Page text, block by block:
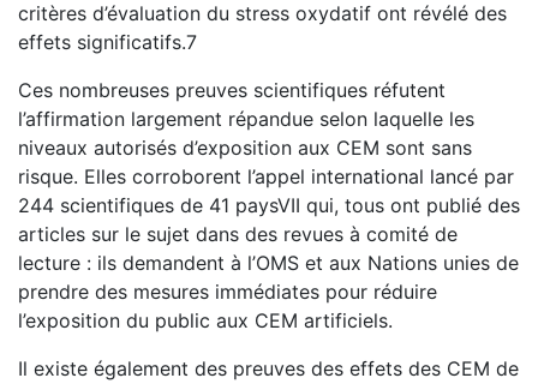
critères d’évaluation du stress oxydatif ont révélé des
effets significatifs.7
Ces nombreuses preuves scientifiques réfutent
l’affirmation largement répandue selon laquelle les
niveaux autorisés d’exposition aux CEM sont sans
risque. Elles corroborent l’appel international lancé par
244 scientifiques de 41 paysVII qui, tous ont publié des
articles sur le sujet dans des revues à comité de
lecture : ils demandent à l’OMS et aux Nations unies de
prendre des mesures immédiates pour réduire
l’exposition du public aux CEM artificiels.
Il existe également des preuves des effets des CEM de